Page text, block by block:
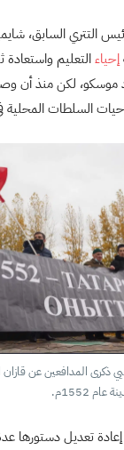
إحياءالتعليم واستعادة
موسكو، لكن منذ أن
السلطات المحلية
ذكرى المدافعين عن قازان
1552م.
إعادة تعديل دستورها